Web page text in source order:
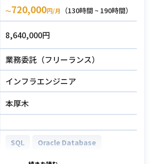
イパイプラインの効率化・最適化
・AWS Lambda や GitHub Actions
のランタイムサポート切れの対応
・自律的に課題解決の方策を導き出
し提案・議論・実行する
※ オンコールによる 24時間 365日の
対応はありません。
※ 夜間・深夜の作業はありません。
※ 顧客との直接的なコミュニケーシ
ョンは発生しません。
・AWSを用いたシステムの設計・運
用2年以上
示できる
・関係各所（顧客、関連するシステ
ムのメンバ等）と
こと
・問題発生時には直ちにエスカレー
ションができること
・不明点、確認事項等が発生した場
合に、自ら確認する動きができるこ
と
作業実施にあたっての基礎的なスキ
ル
・クライアントとのミーティング
・要件定義書の作成
程をご担当頂く予定です。
・AWS IAMによるの設計/構築経験
・要件定義、基本設計の経験（顧客
や他チームとの会話/仕様調整）
〜720,000円/月
（130時間 ~ 190時間）
8,640,000円
業務委託（フリーランス）
インフラエンジニア
本厚木
SQL
Oracle Database
Microsoft SQL Server